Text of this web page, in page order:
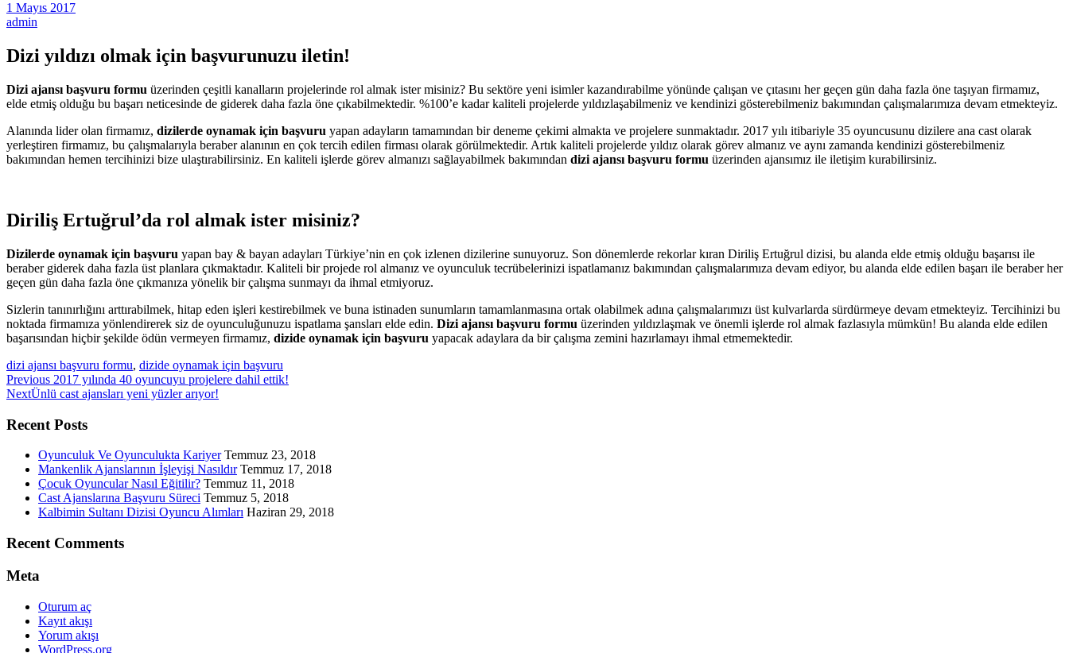
1 Mayıs 2017
admin
Dizi yıldızı olmak için başvurunuzu iletin!
Dizi ajansı başvuru formu üzerinden çeşitli kanalların projelerinde rol almak ister misiniz? Bu sektöre yeni isimler kazandırabilme yönünde çalışan ve çıtasını her geçen gün daha fazla öne taşıyan firmamız,
elde etmiş olduğu bu başarı neticesinde de giderek daha fazla öne çıkabilmektedir. %100’e kadar kaliteli projelerde yıldızlaşabilmeniz ve kendinizi gösterebilmeniz bakımından çalışmalarımıza devam etmekteyiz.
Alanında lider olan firmamız, dizilerde oynamak için başvuru yapan adayların tamamından bir deneme çekimi almakta ve projelere sunmaktadır. 2017 yılı itibariyle 35 oyuncusunu dizilere ana cast olarak
yerleştiren firmamız, bu çalışmalarıyla beraber alanının en çok tercih edilen firması olarak görülmektedir. Artık kaliteli projelerde yıldız olarak görev almanız ve aynı zamanda kendinizi gösterebilmeniz
bakımından hemen tercihinizi bize ulaştırabilirsiniz. En kaliteli işlerde görev almanızı sağlayabilmek bakımından dizi ajansı başvuru formu üzerinden ajansımız ile iletişim kurabilirsiniz.
Diriliş Ertuğrul’da rol almak ister misiniz?
Dizilerde oynamak için başvuru yapan bay & bayan adayları Türkiye’nin en çok izlenen dizilerine sunuyoruz. Son dönemlerde rekorlar kıran Diriliş Ertuğrul dizisi, bu alanda elde etmiş olduğu başarısı ile
beraber giderek daha fazla üst planlara çıkmaktadır. Kaliteli bir projede rol almanız ve oyunculuk tecrübelerinizi ispatlamanız bakımından çalışmalarımıza devam ediyor, bu alanda elde edilen başarı ile beraber her
geçen gün daha fazla öne çıkmanıza yönelik bir çalışma sunmayı da ihmal etmiyoruz.
Sizlerin tanınırlığını arttırabilmek, hitap eden işleri kestirebilmek ve buna istinaden sunumların tamamlanmasına ortak olabilmek adına çalışmalarımızı üst kulvarlarda sürdürmeye devam etmekteyiz. Tercihinizi bu
noktada firmamıza yönlendirerek siz de oyunculuğunuzu ispatlama şansları elde edin. Dizi ajansı başvuru formu üzerinden yıldızlaşmak ve önemli işlerde rol almak fazlasıyla mümkün! Bu alanda elde edilen
başarısından hiçbir şekilde ödün vermeyen firmamız, dizide oynamak için başvuru yapacak adaylara da bir çalışma zemini hazırlamayı ihmal etmemektedir.
dizi ajansı başvuru formu, dizide oynamak için başvuru
PreviousPrevious
post:
2017 yılında 40 oyuncuyu projelere dahil ettik!
NextNext
Ünlü cast ajansları yeni yüzler arıyor!
Recent Posts
Oyunculuk Ve Oyunculukta Kariyer Temmuz 23, 2018
Mankenlik Ajanslarının İşleyişi Nasıldır Temmuz 17, 2018
Çocuk Oyuncular Nasıl Eğitilir? Temmuz 11, 2018
Cast Ajanslarına Başvuru Süreci Temmuz 5, 2018
Kalbimin Sultanı Dizisi Oyuncu Alımları Haziran 29, 2018
Recent Comments
Meta
Oturum aç
Kayıt akışı
Yorum akışı
WordPress.org